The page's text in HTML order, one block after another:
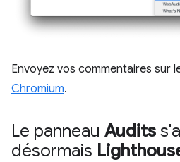
Envoyez vos commentaires sur
Chromium.
Le panneau Audits
désormais